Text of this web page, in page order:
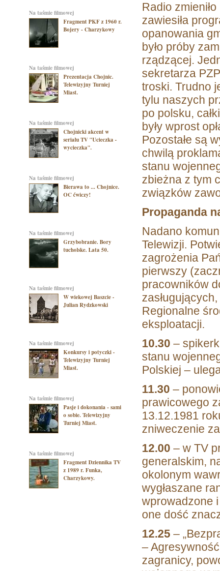
na taśmie filmowej
Fragment PKF z 1960 r.
Bojery - Charzykowy
na taśmie filmowej
Prezentacja Chojnic.
Telewizyjny Turniej
Miast.
na taśmie filmowej
Chojnicki akcent w
serialu TV "Ucieczka -
wycieczka".
na taśmie filmowej
Bierawa to ... Chojnice.
OC ćwiczy!
na taśmie filmowej
Grzybobranie. Bory
tucholske. Lata 50.
na taśmie filmowej
W wiekowej Baszcie -
Julian Rydzkowski
na taśmie filmowej
Konkursy i potyczki -
Telewizyjny Turniej
Miast.
na taśmie filmowej
Pasje i dokonania - sami
o sobie. Telewizyjny
Turniej Miast.
na taśmie filmowej
Fragment Dziennika TV
z 1989 r. Funka,
Charzykowy.
Radio
zawiesiła
opanowania
było próby
rządzącej.
sekretarza
troski. Trudno
tylu naszych
po polsku,
były wprost
Pozostałe są
chwilą
stanu
zbieżna z tym
związków
Propaganda
Nadano
Telewizji.
zagrożenia
pierwszy
pracowników
Regionalne
eksploatacji.
10.30 –
stanu
Polskiej –
11.30 –
prawicowego
13.12.1981
zniweczenie
12.00 – w TV
generalskim,
okolonym
wygłaszane
wprowadzone
one dość
12.25 –
–
zagranicy,